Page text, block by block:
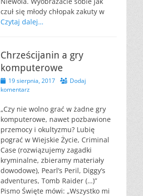
czuł się młody chłopak zakuty w
Czytaj dalej…
Chrześcijanin a gry
komputerowe
Opublikowano
19 sierpnia, 2017
Dodaj
komentarz
„Czy nie wolno grać w żadne gry
komputerowe, nawet pozbawione
przemocy i okultyzmu? Lubię
pograć w Wiejskie Życie, Criminal
Case (rozwiązujemy zagadki
kryminalne, zbieramy materiały
dowodowe), Pearl’s Peril, Diggy’s
adventures, Tomb Raider (…)”
Pismo Święte mówi: „Wszystko mi